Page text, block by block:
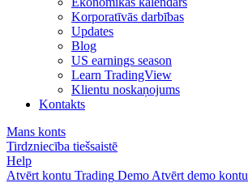
Korporatīvās darbības
Updates
Blog
US earnings season
Learn TradingView
Klientu noskaņojums
Kontakts
Mans konts
Tirdzniecība tiešsaistē
Help
Atvērt kontu Trading Demo Atvērt demo kontu